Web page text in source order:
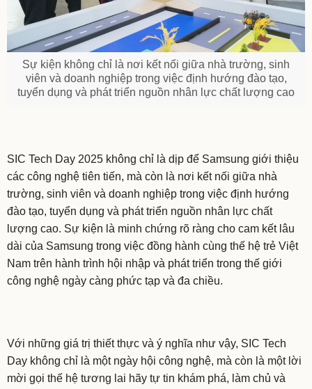
Sự kiện không chỉ là nơi kết nối giữa nhà trường, sinh
viên và doanh nghiệp trong việc định hướng đào tạo,
tuyển dụng và phát triển nguồn nhân lực chất lượng cao
SIC Tech Day 2025 không chỉ là dịp để Samsung giới thiệu
các công nghệ tiên tiến, mà còn là nơi kết nối giữa nhà
trường, sinh viên và doanh nghiệp trong việc định hướng
đào tạo, tuyển dụng và phát triển nguồn nhân lực chất
lượng cao. Sự kiện là minh chứng rõ ràng cho cam kết lâu
dài của Samsung trong việc đồng hành cùng thế hệ trẻ Việt
Nam trên hành trình hội nhập và phát triển trong thế giới
công nghệ ngày càng phức tạp và đa chiều.
Với những giá trị thiết thực và ý nghĩa như vậy, SIC Tech
Day không chỉ là một ngày hội công nghệ, mà còn là một lời
mời gọi thế hệ tương lai hãy tự tin khám phá, làm chủ và